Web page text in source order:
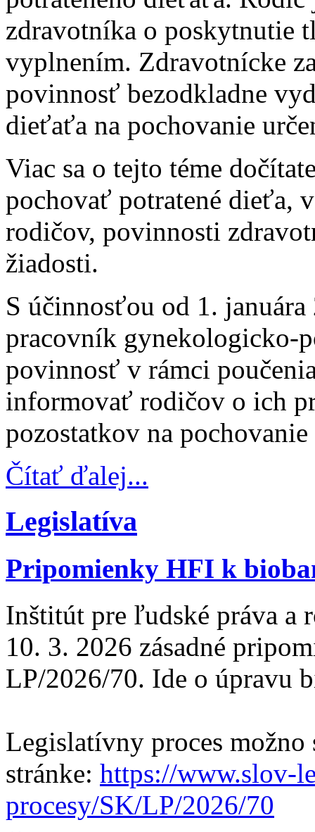
zdravotníka o poskytnutie
vyplnením. Zdravotnícke
povinnosť bezodkladne
dieťaťa na pochovanie
Viac sa o tejto téme
pochovať potratené dieťa,
rodičov, povinnosti
žiadosti.
S účinnosťou od 1.
pracovník gynekologicko-
povinnosť v rámci
informovať rodičov o ich
pozostatkov na
Čítať ďalej...
Legislatíva
Pripomienky HFI k
Inštitút pre ľudské práva a
10. 3. 2026 zásadné
LP/2026/70. Ide o úpravu
Legislatívny proces
stránke: https://www.slov-
procesy/SK/LP/2026/70